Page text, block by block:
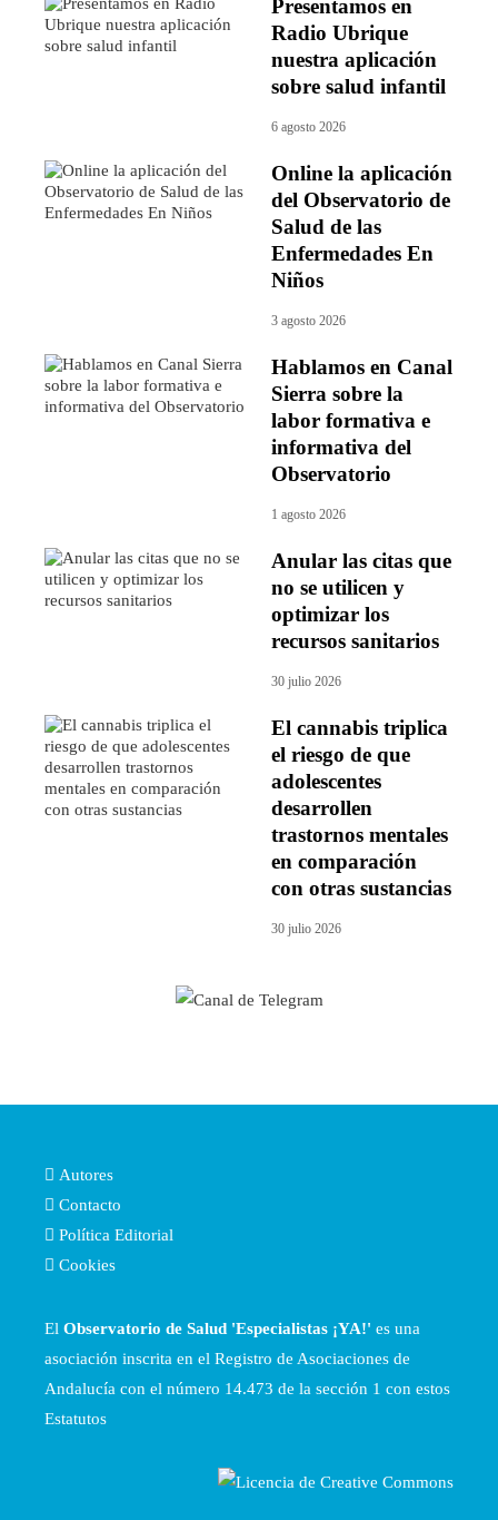
Presentamos en
Radio Ubrique
nuestra aplicación
sobre salud infantil
6 agosto 2026
Online la aplicación
del Observatorio de
Salud de las
Enfermedades En
Niños
3 agosto 2026
Hablamos en Canal
Sierra sobre la
labor formativa e
informativa del
Observatorio
1 agosto 2026
Anular las citas que
no se utilicen y
optimizar los
recursos sanitarios
30 julio 2026
El cannabis triplica
el riesgo de que
adolescentes
desarrollen
trastornos mentales
en comparación
con otras sustancias
30 julio 2026
Autores
Contacto
Política Editorial
Cookies
El Observatorio de Salud 'Especialistas ¡YA!' es una
asociación inscrita en el Registro de Asociaciones de
Andalucía con el número 14.473 de la sección 1 con estos
Estatutos